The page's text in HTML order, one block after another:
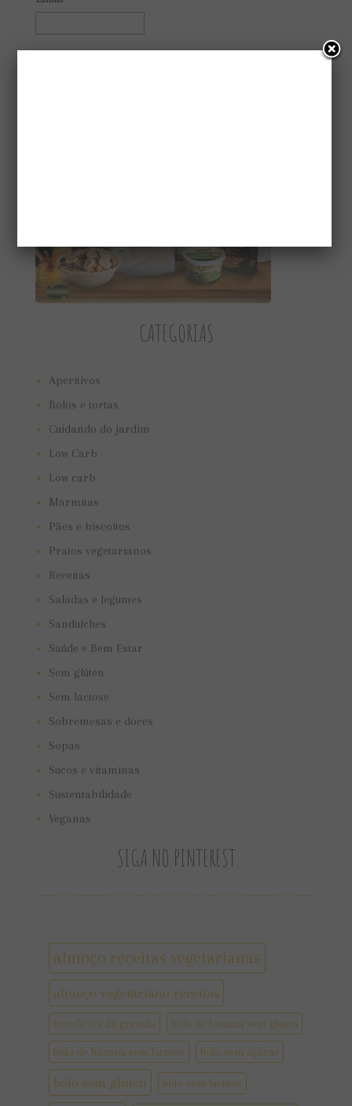
CATEGORIAS
Aperitivos
Bolos e tortas
Cuidando do jardim
Low Carb
Low carb
Marmitas
Pães e biscoitos
Pratos vegetarianos
Receitas
Saladas e legumes
Sanduíches
Saúde e Bem Estar
Sem glúten
Sem lactose
Sobremesas e doces
Sopas
Sucos e vitaminas
Sustentabilidade
Veganas
SIGA NO PINTEREST
almoço receitas vegetarianas
almoço vegetariano receitas
benefícios da granola bolo de banana sem gluten
bolo de banana sem lactose bolo sem açúcar
bolo sem gluten bolo sem lactose